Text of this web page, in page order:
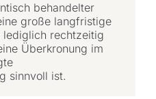
behandelter
große langfristige
lediglich rechtzeitig
Überkronung im
sinnvoll ist.